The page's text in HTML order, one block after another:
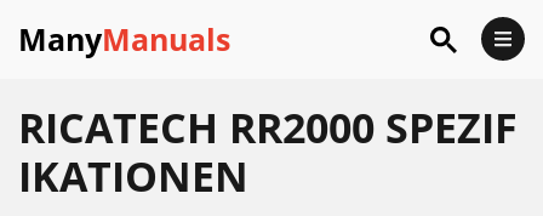
ManyManuals
RICATECH RR2000 SPEZIF
IKATIONEN